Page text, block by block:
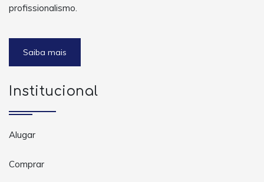
profissionalismo.
Saiba mais
Institucional
Alugar
Comprar